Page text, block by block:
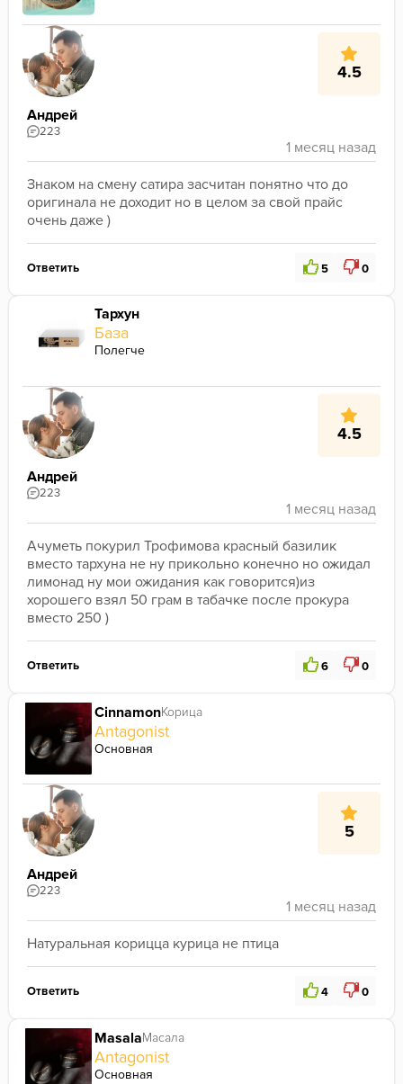
4.5
Андрей
223
Знаком на смену сатира засчитан понятно что до
оригинала не доходит но в целом за свой прайс
очень даже )
Ответить 5 0
Тархун
База
Полегче
4.5
Андрей
223
Ачуметь покурил Трофимова красный базилик
вместо тархуна не ну прикольно конечно но ожидал
лимонад ну мои ожидания как говорится)из
хорошего взял 50 грам в табачке после прокура
вместо 250 )
Ответить 6 0
CinnamonКорица
Antagonist
Основная
5
Андрей
223
Натуральная корицца курица не птица
Ответить 4 0
MasalaМасала
Antagonist
Основная